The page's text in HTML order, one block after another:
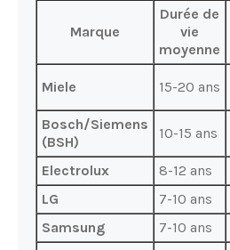
Marque
Durée de
vie
moyenne
Miele 15-20 ans
Bosch/Siemens
(BSH)
10-15 ans
Electrolux
8-12 ans
LG
7-10 ans
Samsung
7-10 ans